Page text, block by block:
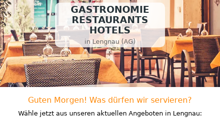
GASTRONOMIE
RESTAURANTS
HOTELS
in Lengnau (AG)
Guten Morgen! Was dürfen wir servieren?
Wähle jetzt aus unseren aktuellen Angeboten in Lengnau: